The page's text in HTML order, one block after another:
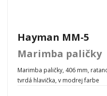
Hayman MM-5
Marimba paličky
Marimba paličky, 406 mm,
tvrdá hlavička, v modrej farbe